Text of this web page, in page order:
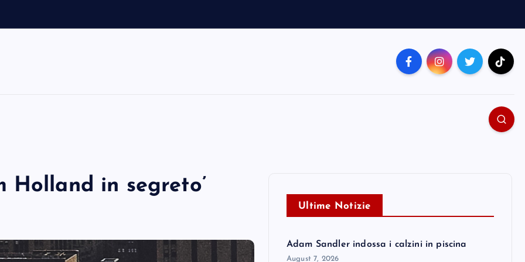
Holland in segreto’
Ultime Notizie
Adam Sandler indossa i calzini in piscina
August 7, 2026